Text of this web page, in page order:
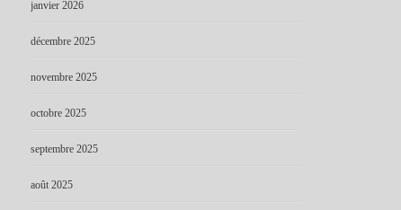
janvier 2026
décembre 2025
novembre 2025
octobre 2025
septembre 2025
août 2025